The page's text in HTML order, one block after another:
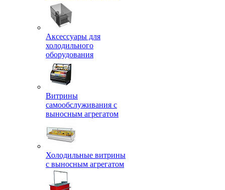
Аксессуары для
холодильного
оборудования
Витрины
самообслуживания с
выносным агрегатом
Холодильные витрины
с выносным агрегатом